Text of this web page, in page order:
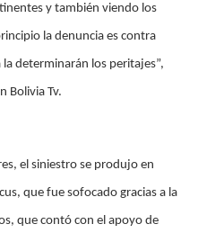
y también viendo los
la denuncia es contra
determinarán los peritajes”,
Bolivia Tv.
el siniestro se produjo en
que fue sofocado gracias a la
que contó con el apoyo de